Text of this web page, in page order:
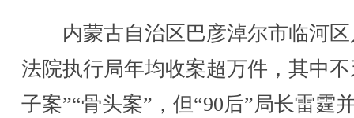
内蒙古自治区巴彦淖尔市临河区
法院执行局年均收案超万件，其中不
子案”“骨头案”，但“90后”局长雷霆